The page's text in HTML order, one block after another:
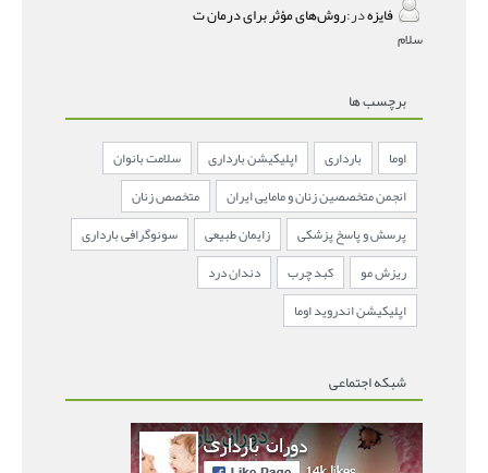
فایزهدر:روش‌های مؤثر برای درمان ت
سلام
برچسب ها
اوما بارداری اپلیکیشن بارداری
سلامت بانوان
انجمن متخصصین زنان و مامایی ایران
متخصص زنان
پرسش و پاسخ پزشکی
زایمان طبیعی
سونوگرافی بارداری
ریزش مو
کبد چرب
دندان درد
اپلیکیشن اندروید اوما
شبکه اجتماعی